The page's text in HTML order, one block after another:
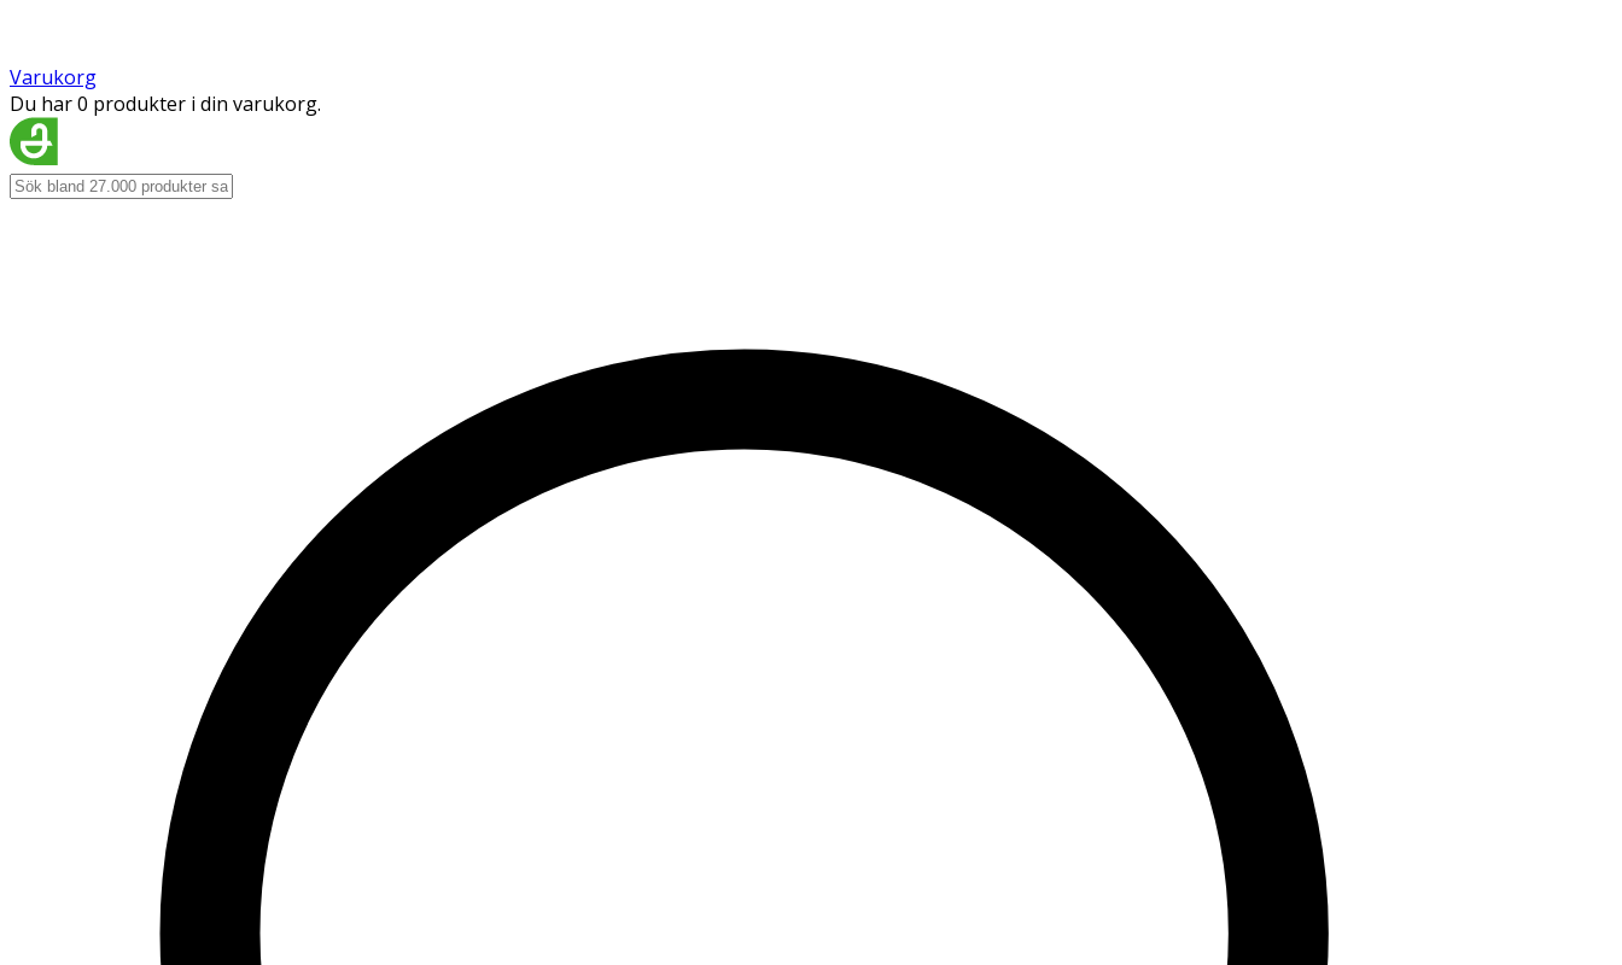
Varukorg
Du har 0 produkter i din varukorg.